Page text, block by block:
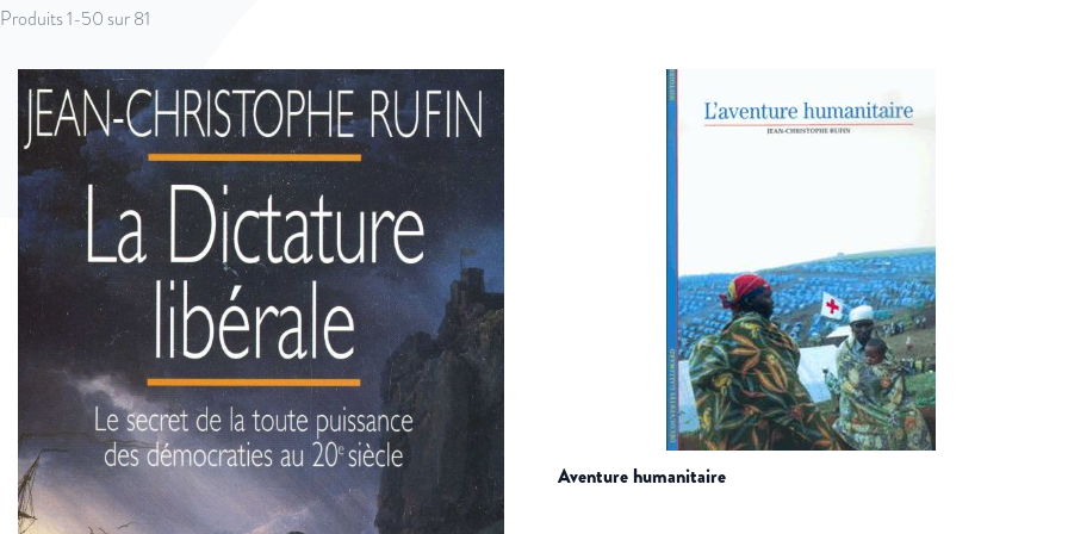
Produits1-50 sur81
aventure humanitaire